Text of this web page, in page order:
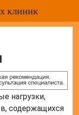
клиник
нагрузки,
содержащихся